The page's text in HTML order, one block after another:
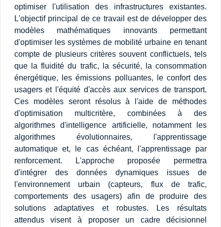
optimiser l'utilisation des infrastructures existantes.
L'objectif principal de ce travail est de développer des
modèles mathématiques innovants permettant
d'optimiser les systèmes de mobilité urbaine en tenant
compte de plusieurs critères souvent conflictuels, tels
que la fluidité du trafic, la sécurité, la consommation
énergétique, les émissions polluantes, le confort des
usagers et l'équité d'accès aux services de transport.
Ces modèles seront résolus à l'aide de méthodes
d'optimisation multicritère, combinées à des
algorithmes d'intelligence artificielle, notamment les
algorithmes évolutionnaires, l'apprentissage
automatique et, le cas échéant, l'apprentissage par
renforcement. L'approche proposée permettra
d'intégrer des données dynamiques issues de
l'environnement urbain (capteurs, flux de trafic,
comportements des usagers) afin de produire des
solutions adaptatives et robustes. Les résultats
attendus visent à proposer un cadre décisionnel